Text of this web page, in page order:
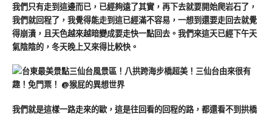
我們只有走到這邊而已，已經夠遠了其實，再下去就要開始爬岩石了，
我們就回程了，我覺得能走到這已經滿不容易，一想到還要走回去就覺
得崩潰，且天色越來越暗變成要走快一點回去。我們來這天已經下午天
氣陰陰的，冬天晚上又來得比較快。
我們就是這樣一路走來的歐，這是往回看的回程的路，都還看不到拱橋